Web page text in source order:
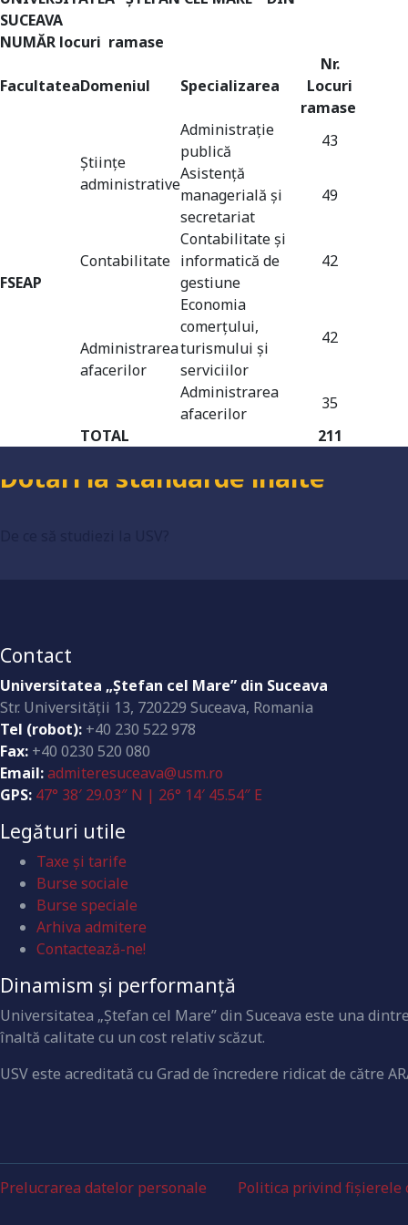
SUCEAVA
NUMĂR locuri ramase
FacultateaDomeniul Specializarea
Nr.
Locuri
ramase
FSEAP
Științe
administrative
Administraţie
publică
43
Asistenţă
managerială şi
secretariat
49
Contabilitate
Contabilitate şi
informatică de
gestiune
42
Administrarea
afacerilor
Economia
comerţului,
turismului şi
serviciilor
42
Administrarea
afacerilor
35
TOTAL
211
Universitate acreditată
Grad de încredere ridicat
Contact
Universitatea „Ştefan cel Mare” din Suceava
Str. Universităţii 13, 720229 Suceava, Romania
Tel (robot): +40 230 522 978
Fax: +40 0230 520 080
Email:admiteresuceava@usm.ro
GPS: 47° 38′ 29.03″ N | 26° 14′ 45.54″ E
Legături utile
Taxe și tarife
Burse sociale
Burse speciale
Arhiva admitere
Contactează-ne!
Dinamism și performanță
Universitatea „Ştefan cel Mare” din Suceava este una
înaltă calitate cu un cost relativ scăzut.
USV este acreditată cu Grad de încredere ridicat de către
Prelucrarea datelor personale Politica privind fișierele